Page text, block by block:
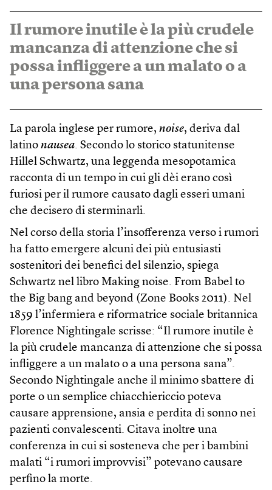
Il rumore inutile è la più crudele
mancanza di attenzione che si
possa infliggere a un malato o a
una persona sana
La parola inglese per rumore, noise, deriva dal
latino nausea. Secondo lo storico statunitense
Hillel Schwartz, una leggenda mesopotamica
racconta di un tempo in cui gli dèi erano così
furiosi per il rumore causato dagli esseri umani
che decisero di sterminarli.
Nel corso della storia l’insofferenza verso i rumori
ha fatto emergere alcuni dei più entusiasti
sostenitori dei benefici del silenzio, spiega
Schwartz nel libro Making noise. From Babel to
the Big bang and beyond (Zone Books 2011). Nel
1859 l’infermiera e riformatrice sociale britannica
Florence Night­ingale scrisse: “Il rumore inutile è
la più crudele mancanza di attenzione che si possa
infliggere a un malato o a una persona sana”.
Secondo Nightingale anche il minimo sbattere di
porte o un semplice chiacchiericcio poteva
causare apprensione, ansia e perdita di sonno nei
pazienti convalescenti. Citava inoltre una
conferenza in cui si sosteneva che per i bambini
malati “i rumori improvvisi” potevano causare
perfino la morte.